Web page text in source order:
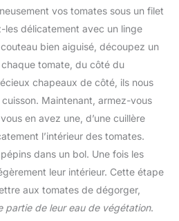
vos tomates sous un filet
les délicatement avec un linge
bien aiguisé, découpez un
tomate, du côté du
chapeaux de côté, ils nous
Maintenant, armez-vous
en avez une, d’une cuillère
l’intérieur des tomates.
dans un bol. Une fois les
leur intérieur. Cette étape
aux tomates de dégorger,
partie de leur eau de végétation.